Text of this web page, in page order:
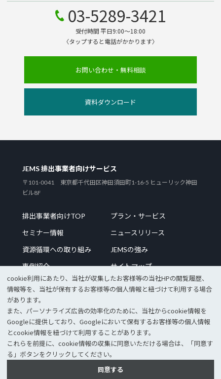
03-5289-3421
受付時間 平日9:00～18:00
〈タップすると電話がかかります〉
お問い合わせ・無料相談
資料ダウンロード
JEMS 排出事業者向けサービス
〒101-0041 東京都千代田区神田須田町1-16-5 ヒューリック神田
ビル8F
排出事業者向けTOP
プラン・サービス
セミナー情報
ニュースリリース
資源循環への取り組み
JEMSの強み
事例紹介
サイトマップ
企業サイトTOP
採用情報
個人情報保護方針
情報セキュリティポリシー
© 2023 JEMS Inc.
cookie利⽤にあたり、当社が収集したお客様等の当社HPの閲覧履歴、
情報等を、当社が保有するお客様等の個⼈情報と紐づけて利⽤する場合
があります。
また、パーソナライズ広告の効率化のために、当社からcookie情報を
Googleに提供しており、Googleにおいて保有するお客様等の個⼈情報
とcookie情報を紐づけて利⽤することがあります。
これらを前提に、cookie情報の収集に同意いただける場合は、「同意す
る」ボタンをクリックしてください。
同意する